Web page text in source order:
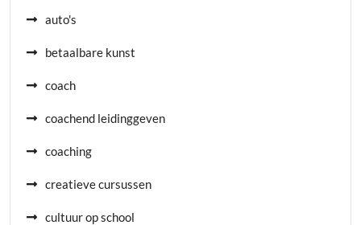
auto's
betaalbare kunst
coach
coachend leidinggeven
coaching
creatieve cursussen
cultuur op school